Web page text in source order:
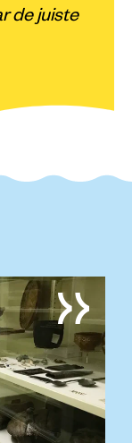
de juiste